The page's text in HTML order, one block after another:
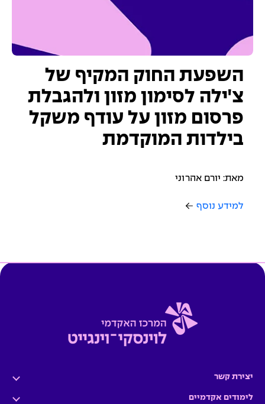
השפעת החוק המקיף של
צ'ילה לסימון מזון ולהגבלת
פרסום מזון על עודף משקל
בילדות המוקדמת
מאת: יורם אהרוני
למידע נוסף
יצירת קשר
לימודים אקדמיים